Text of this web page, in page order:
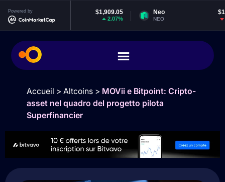
Powered by
Ethereum
ETH
Neo
Accueil > Altcoins> MOVii e Bitpoint: Cripto-
asset nel quadro del progetto pilota
Superfinancier